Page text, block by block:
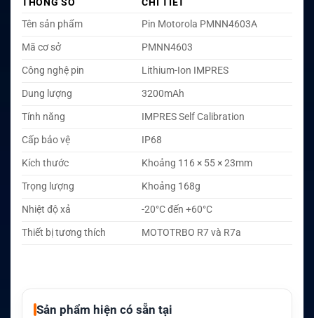
THÔNG SỐ
CHI TIẾT
Tên sản phẩm
Pin Motorola PMNN4603A
Mã cơ sở
PMNN4603
Công nghệ pin
Lithium-Ion IMPRES
Dung lượng
3200mAh
Tính năng
IMPRES Self Calibration
Cấp bảo vệ
IP68
Kích thước
Khoảng 116 × 55 × 23mm
Trọng lượng
Khoảng 168g
Nhiệt độ xả
-20°C đến +60°C
Thiết bị tương thích
MOTOTRBO R7 và R7a
Sản phẩm hiện có sẵn tại